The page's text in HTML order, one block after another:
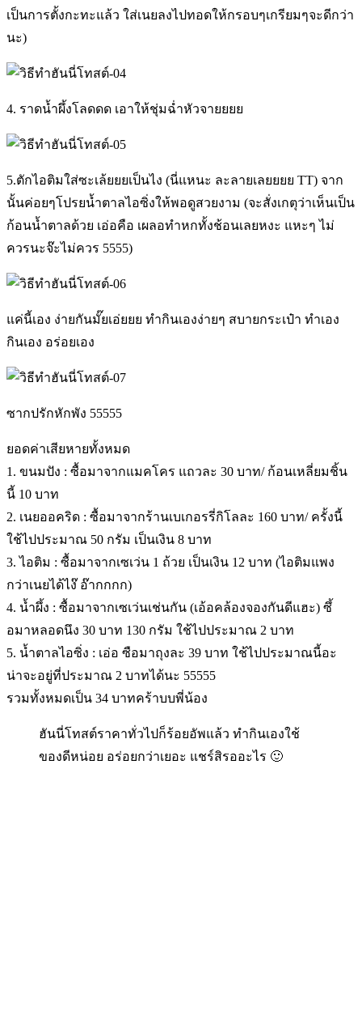
เป็นการตั้งกะทะแล้ว ใส่เนยลงไปทอดให้กรอบๆเกรียมๆจะดีกว่า
นะ)
4. ราดน้ำผึ้งโลดดด เอาให้ชุ่มฉ่ำหัวจายยยย
5.ตักไอติมใส่ซะเล้ยยยเป็นไง (นี่แหนะ ละลายเลยยยย TT) จาก
นั้นค่อยๆโปรยน้ำตาลไอซิ่งให้พอดูสวยงาม (จะสั่งเกตุว่าเห็นเป็น
ก้อนน้ำตาลด้วย เอ่อคือ เผลอทำหกทั้งช้อนเลยหงะ แหะๆ ไม่
ควรนะจ๊ะไม่ควร 5555)
แค่นี้เอง ง่ายกันมั๊ยเอ่ยยย ทำกินเองง่ายๆ สบายกระเป๋า ทำเอง
กินเอง อร่อยเอง
ซากปรักหักพัง 55555
ยอดค่าเสียหายทั้งหมด
1. ขนมปัง : ซื้อมาจากแมคโคร แถวละ 30 บาท/ ก้อนเหลี่ยมชิ้น
นี้ 10 บาท
2. เนยออคริด : ซื้อมาจากร้านเบเกอรรี่กิโลละ 160 บาท/ ครั้งนี้
ใช้ไปประมาณ 50 กรัม เป็นเงิน 8 บาท
3. ไอติม : ซื้อมาจากเซเว่น 1 ถ้วย เป็นเงิน 12 บาท (ไอติมแพง
กว่าเนยได้ไง๊ อ๊ากกกก)
4. น้ำผึ้ง : ซื้อมาจากเซเว่นเช่นกัน (เอ้อคล้องจองกันดีแฮะ) ซึ้
อมาหลอดนึง 30 บาท 130 กรัม ใช้ไปประมาณ 2 บาท
5. น้ำตาลไอซิ่ง : เอ่อ ซือมาถุงละ 39 บาท ใช้ไปประมาณนี้อะ
น่าจะอยู่ที่ประมาณ 2 บาทได้นะ 55555
รวมทั้งหมดเป็น 34 บาทคร้าบบพี่น้อง
ฮันนี่โทสต์ราคาทั่วไปก็ร้อยอัพแล้ว ทำกินเองใช้
ของดีหน่อย อร่อยกว่าเยอะ แชร์สิรออะไร 🙂